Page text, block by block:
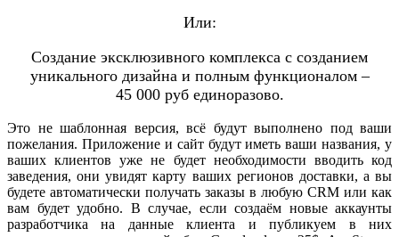
Или:
Создание эксклюзивного комплекса с созданием
уникального дизайна и полным функционалом –
45 000 руб единоразово.
Это не шаблонная версия, всё будут выполнено под ваши
пожелания. Приложение и сайт будут иметь ваши названия, у
ваших клиентов уже не будет необходимости вводить код
заведения, они увидят карту ваших регионов доставки, а вы
будете автоматически получать заказы в любую CRM или как
вам будет удобно. В случае, если создаём новые аккаунты
разработчика на данные клиента и публикуем в них